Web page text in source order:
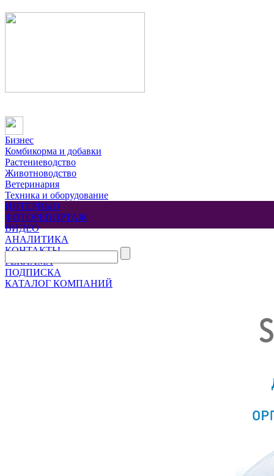
Бизнес
Комбикорма и добавки
Растениеводство
Животноводство
Ветеринария
Техника и оборудование
ИНТЕРВЬЮ
ФОТОРЕПОРТАЖ
ВИДЕО
АНАЛИТИКА
КОНТАКТЫ
РЕКЛАМА
ПОДПИСКА
КАТАЛОГ КОМПАНИЙ